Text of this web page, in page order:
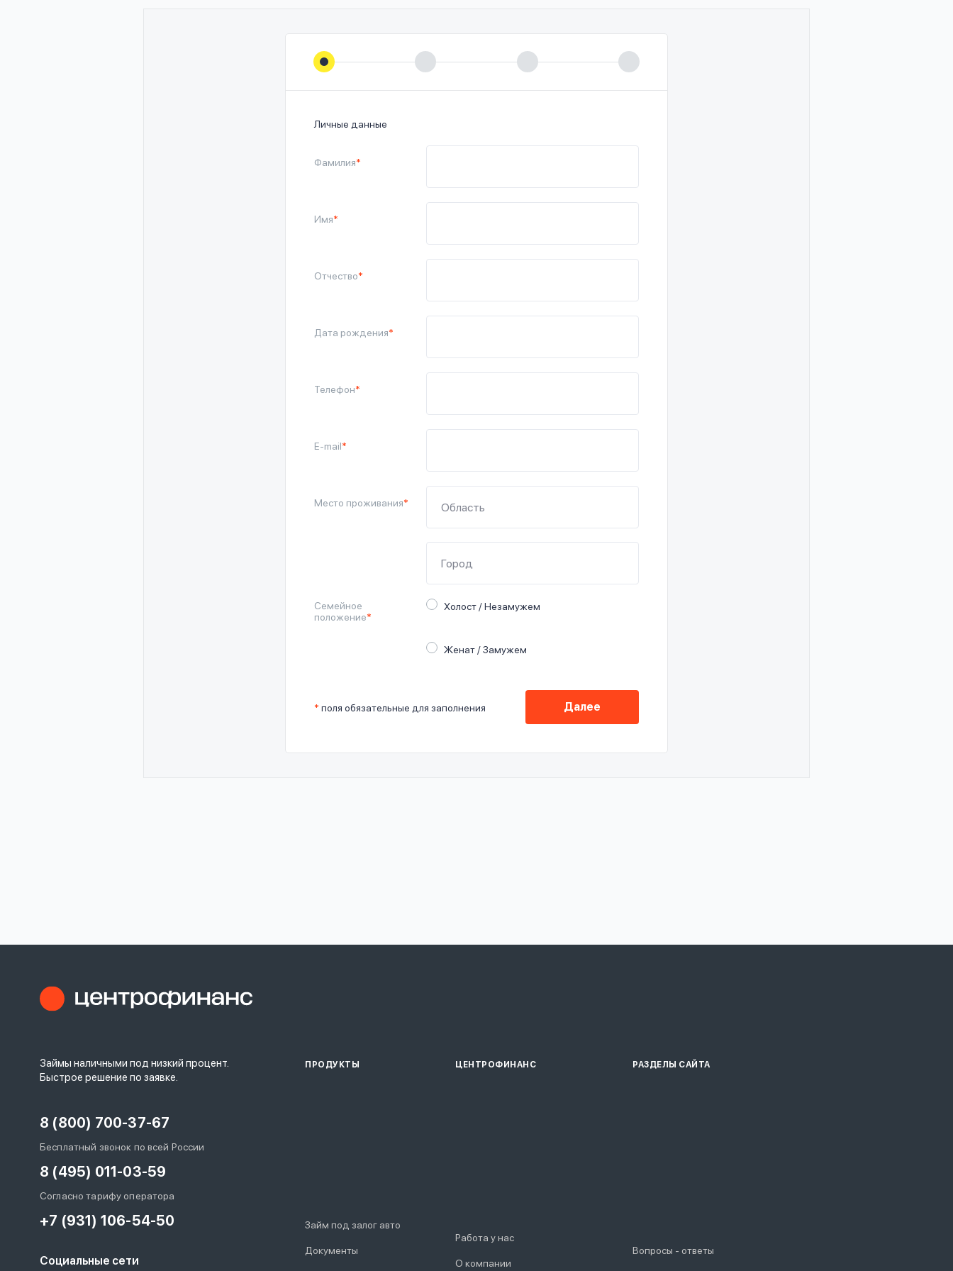
Личные данные
Фамилия*
Имя*
Отчество*
Дата рождения*
Телефон*
E-mail*
Место проживания*
Семейное
положение*
Холост / Незамужем
Женат / Замужем
* поля обязательные для заполнения Далее
Займы наличными под низкий процент.
Быстрое решение по заявке.
8 (800) 700-37-67
Бесплатный звонок по всей России
8 (495) 011-03-59
Согласно тарифу оператора
+7 (931) 106-54-50
Социальные сети
ПРОДУКТЫ
Займ под залог авто
Документы
ЦЕНТРОФИНАНС
Работа у нас
О компании
РАЗДЕЛЫ САЙТА
Вопросы - ответы